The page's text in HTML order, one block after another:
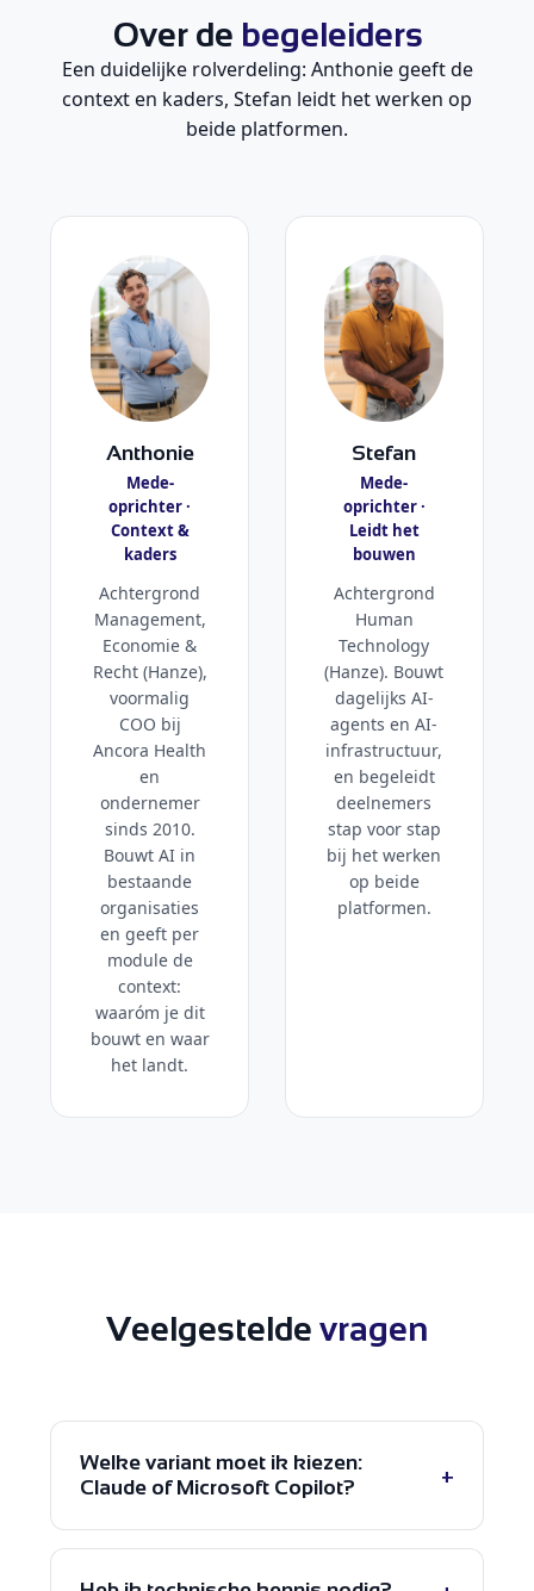
Over de begeleiders
Een duidelijke rolverdeling: Anthonie geeft de
context en kaders, Stefan leidt het werken op
beide platformen.
Anthonie
Mede-
oprichter ·
Context &
kaders
Achtergrond
Management,
Economie &
Recht (Hanze),
voormalig
COO bij
Ancora Health
en
ondernemer
sinds 2010.
Bouwt AI in
bestaande
organisaties
en geeft per
module de
context:
waaróm je dit
bouwt en waar
het landt.
Stefan
Mede-
oprichter ·
Leidt het
bouwen
Achtergrond
Human
Technology
(Hanze). Bouwt
dagelijks AI-
agents en AI-
infrastructuur,
en begeleidt
deelnemers
stap voor stap
bij het werken
op beide
platformen.
Veelgestelde vragen
Welke variant moet ik kiezen:
Claude of Microsoft Copilot?
+
Zit je organisatie al volledig in Microsoft
365? Dan is de Copilot-variant de